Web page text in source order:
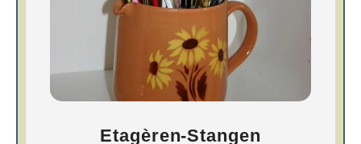
Etagèren-Stangen